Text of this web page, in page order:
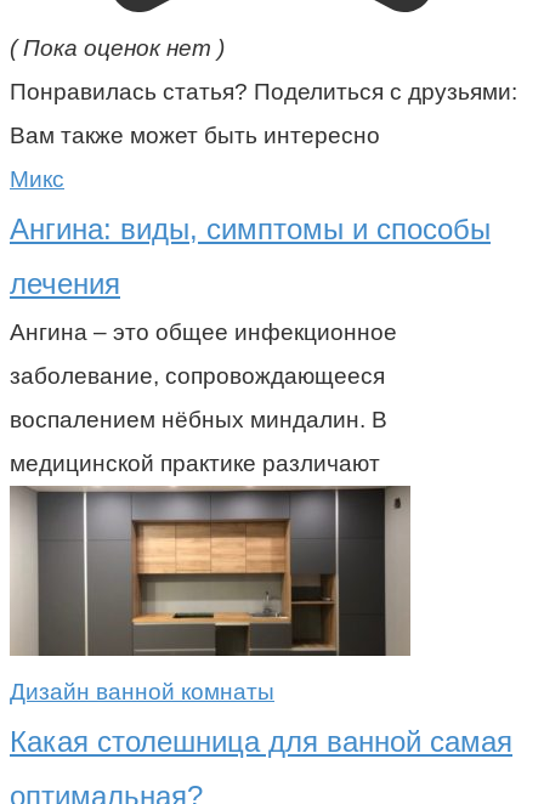
( Пока оценок нет )
Понравилась статья? Поделиться с друзьями:
Вам также может быть интересно
Микс
Ангина: виды, симптомы и способы
лечения
Ангина – это общее инфекционное
заболевание, сопровождающееся
воспалением нёбных миндалин. В
медицинской практике различают
Дизайн ванной комнаты
Какая столешница для ванной самая
оптимальная?